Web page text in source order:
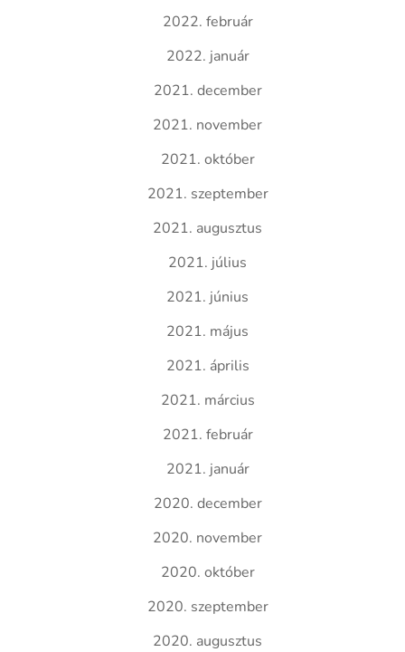
2022. február
2022. január
2021. december
2021. november
2021. október
2021. szeptember
2021. augusztus
2021. július
2021. június
2021. május
2021. április
2021. március
2021. február
2021. január
2020. december
2020. november
2020. október
2020. szeptember
2020. augusztus